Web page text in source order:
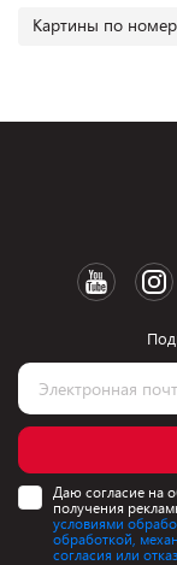
Картины по
Даю согласие на
получения
условиями
обработкой,
согласия или